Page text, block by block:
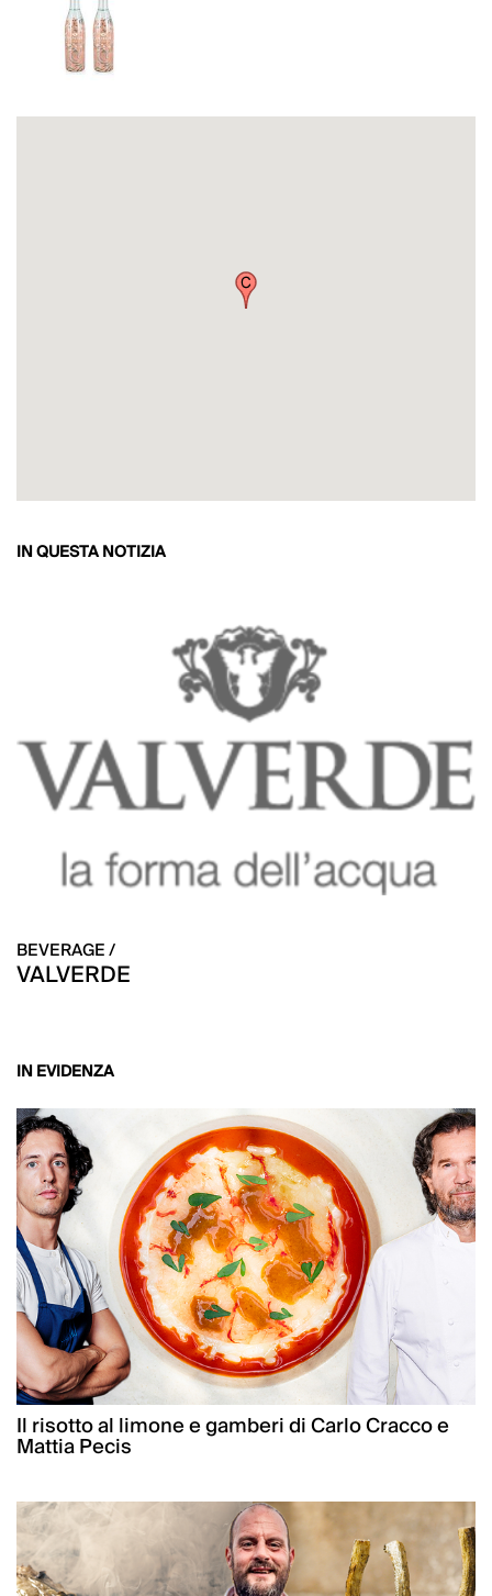
IN QUESTA NOTIZIA
BEVERAGE /
VALVERDE
IN EVIDENZA
Il risotto al limone e gamberi di Carlo Cracco e
Mattia Pecis